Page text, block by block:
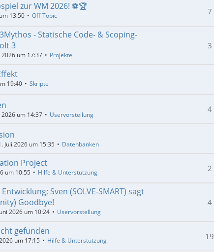
zur WM 2026! ⚽🏆
13:50 Off-Topic 7
- Statische Code- & Scoping-
3
2026 um 17:37 Projekte
3
19:40 Skripte
2026 um 14:37 Uservorstellung
4
Juli 2026 um 15:35 Datenbanken
Project
um 10:55 Hilfe & Unterstützung 2
Sven (SOLVE-SMART) sagt
Goodbye!
2026 um 10:24 Uservorstellung
4
gefunden
um 17:15 Hilfe & Unterstützung 19